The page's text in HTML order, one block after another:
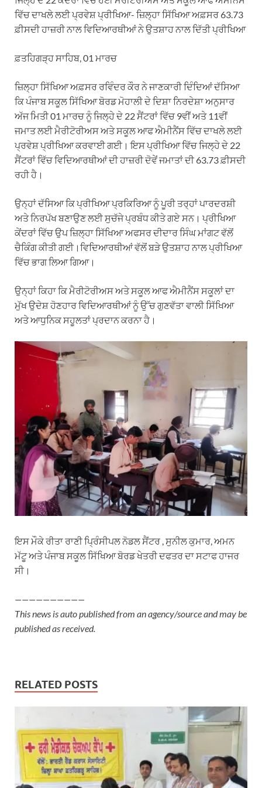
ਵਿੱਚ ਦਾਖਲੇ ਲਈ ਪ੍ਰਵੇਸ਼ ਪ੍ਰੀਖਿਆ- ਜ਼ਿਲ੍ਹਾ ਸਿੱਖਿਆ ਅਫ਼ਸਰ 63.73
ਫ਼ੀਸਦੀ ਹਾਜ਼ਰੀ ਨਾਲ ਵਿਦਿਆਰਥੀਆਂ ਨੇ ਉਤਸ਼ਾਹ ਨਾਲ ਦਿੱਤੀ ਪ੍ਰੀਖਿਆ
ਫ਼ਤਹਿਗੜ੍ਹ ਸਾਹਿਬ, 01 ਮਾਰਚ
ਜ਼ਿਲ੍ਹਾ ਸਿੱਖਿਆ ਅਫ਼ਸਰ ਰਵਿੰਦਰ ਕੌਰ ਨੇ ਜਾਣਕਾਰੀ ਦਿੰਦਿਆਂ ਦੱਸਿਆ
ਕਿ ਪੰਜਾਬ ਸਕੂਲ ਸਿੱਖਿਆ ਬੋਰਡ ਮੋਹਾਲੀ ਦੇ ਦਿਸ਼ਾ ਨਿਰਦੇਸ਼ਾ ਅਨੁਸਾਰ
ਅੱਜ ਮਿਤੀ 01 ਮਾਰਚ ਨੂੰ ਜਿਲ੍ਹੇ ਦੇ 22 ਸੈਂਟਰਾਂ ਵਿੱਚ 9ਵੀਂ ਅਤੇ 11ਵੀਂ
ਜਮਾਤ ਲਈ ਮੈਰੀਟੋਰੀਅਸ ਅਤੇ ਸਕੂਲ ਆਫ ਐਮੀਨੈਂਸ ਵਿੱਚ ਦਾਖਲੇ ਲਈ
ਪ੍ਰਵੇਸ਼ ਪ੍ਰੀਖਿਆ ਕਰਵਾਈ ਗਈ। ਇਸ ਪ੍ਰੀਖਿਆ ਵਿੱਚ ਜਿਲ੍ਹੇ ਦੇ 22
ਸੈਂਟਰਾਂ ਵਿੱਚ ਵਿਦਿਆਰਥੀਆਂ ਦੀ ਹਾਜ਼ਰੀ ਦੋਵੇਂ ਜਮਾਤਾਂ ਦੀ 63.73 ਫ਼ੀਸਦੀ
ਰਹੀ ਹੈ।
ਉਨ੍ਹਾਂ ਦੱਸਿਆ ਕਿ ਪ੍ਰੀਖਿਆ ਪ੍ਰਕਿਰਿਆ ਨੂੰ ਪੂਰੀ ਤਰ੍ਹਾਂ ਪਾਰਦਰਸ਼ੀ
ਅਤੇ ਨਿਰਪੱਖ ਬਣਾਉਣ ਲਈ ਸੁਚੱਜੇ ਪ੍ਰਬੰਧ ਕੀਤੇ ਗਏ ਸਨ। ਪ੍ਰੀਖਿਆ
ਕੇਂਦਰਾਂ ਵਿੱਚ ਉਪ ਜ਼ਿਲ੍ਹਾ ਸਿੱਖਿਆ ਅਫਸਰ ਦੀਦਾਰ ਸਿੰਘ ਮਾਂਗਟ ਵੱਲੋਂ
ਚੈਕਿੰਗ ਕੀਤੀ ਗਈ।ਵਿਦਿਆਰਥੀਆਂ ਵੱਲੋਂ ਬੜੇ ਉਤਸ਼ਾਹ ਨਾਲ ਪ੍ਰੀਖਿਆ
ਵਿੱਚ ਭਾਗ ਲਿਆ ਗਿਆ।
ਉਨ੍ਹਾਂ ਕਿਹਾ ਕਿ ਮੈਰੀਟੋਰੀਅਸ ਅਤੇ ਸਕੂਲ ਆਫ ਐਮੀਨੈਂਸ ਸਕੂਲਾਂ ਦਾ
ਮੁੱਖ ਉਦੇਸ਼ ਹੋਣਹਾਰ ਵਿਦਿਆਰਥੀਆਂ ਨੂੰ ਉੱਚ ਗੁਣਵੱਤਾ ਵਾਲੀ ਸਿੱਖਿਆ
ਅਤੇ ਆਧੁਨਿਕ ਸਹੂਲਤਾਂ ਪ੍ਰਦਾਨ ਕਰਨਾ ਹੈ।
ਇਸ ਮੌਕੇ ਰੀਤਾ ਰਾਣੀ ਪ੍ਰਿੰਸੀਪਲ ਨੋਡਲ ਸੈਂਟਰ , ਸੁਨੀਲ ਕੁਮਾਰ, ਅਮਨ
ਮੱਟੂ ਅਤੇ ਪੰਜਾਬ ਸਕੂਲ ਸਿੱਖਿਆ ਬੋਰਡ ਖੇਤਰੀ ਦਫਤਰ ਦਾ ਸਟਾਫ ਹਾਜਰ
ਸੀ।
——————————
This news is auto published from an agency/source and may be
published as received.
RELATED POSTS